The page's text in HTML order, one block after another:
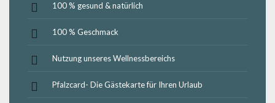
100 % gesund & natürlich
100 % Geschmack
Nutzung unseres Wellnessbereichs
Pfalzcard- Die Gästekarte für Ihren Urlaub